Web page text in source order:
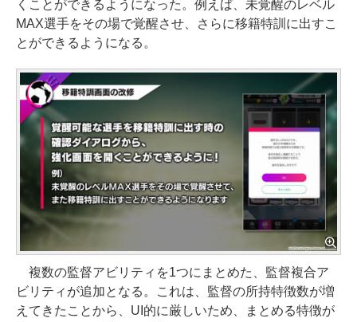
くことができるようになった。例えば、未覚醒のレベル
MAX選手をその場で覚醒させ、さらに移籍特訓に出すこ
とができるようになる。
複数の監督アビリティを1つにまとめた、監督複合ア
ビリティが追加となる。これは、監督の所持特徴数が増
えてきたことから、UI的に厳しいため、まとめる特徴が